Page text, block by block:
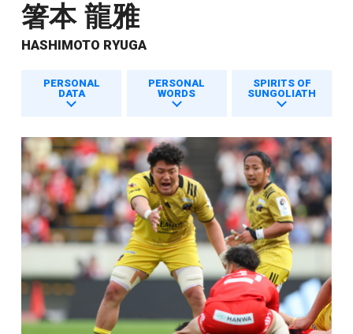
箸本 龍雅
HASHIMOTO RYUGA
PERSONAL
DATA
PERSONAL
WORDS
SPIRITS OF
SUNGOLIATH